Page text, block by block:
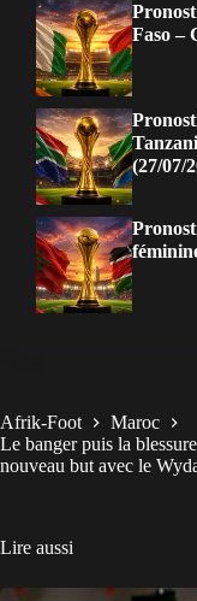
Faso –
(27/07/
Afrik-Foot
Maroc
Le banger puis la
nouveau but avec le
Lire aussi